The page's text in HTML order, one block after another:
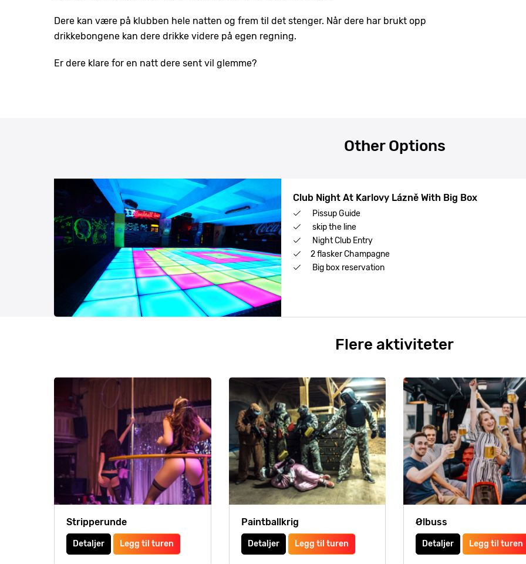
Dere kan være på klubben hele natten og frem til det stenger. Når dere har brukt opp
drikkebongene kan dere drikke videre på egen regning.
Er dere klare for en natt dere sent vil glemme?
Other Options
Club Night At Karlovy Lázně With Big Box
Pissup Guide
skip the line
Night Club Entry
2 flasker Champagne
Big box reservation
Flere aktiviteter
Stripperunde
Detaljer Legg til turen
Paintballkrig
Detaljer Legg til turen
Ølbuss
Detaljer Legg til turen